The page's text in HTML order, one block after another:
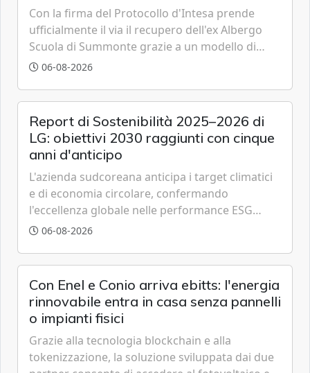
Con la firma del Protocollo d'Intesa prende
ufficialmente il via il recupero dell'ex Albergo
Scuola di Summonte grazie a un modello di
partenariato pubblico-privato e a una rete di
06-08-2026
Report di Sostenibilità 2025–2026 di
LG: obiettivi 2030 raggiunti con cinque
anni d'anticipo
L'azienda sudcoreana anticipa i target climatici
e di economia circolare, confermando
l'eccellenza globale nelle performance ESG
grazie a innovazione, accessibilità e governance
06-08-2026
Con Enel e Conio arriva ebitts: l'energia
rinnovabile entra in casa senza pannelli
o impianti fisici
Grazie alla tecnologia blockchain e alla
tokenizzazione, la soluzione sviluppata dai due